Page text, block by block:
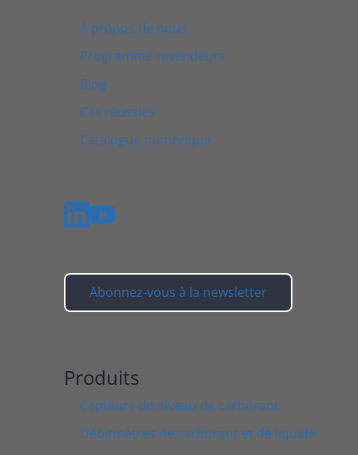
À propos de nous
Programme revendeurs
Blog
Cas réussies
Catalogue numérique
Abonnez-vous à la newsletter
Produits
Capteurs de niveau de carburant
Débitmètres de carburant et de liquide